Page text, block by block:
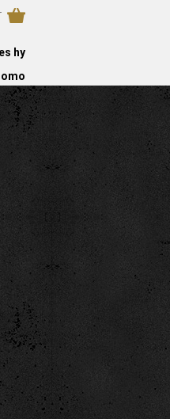
hy